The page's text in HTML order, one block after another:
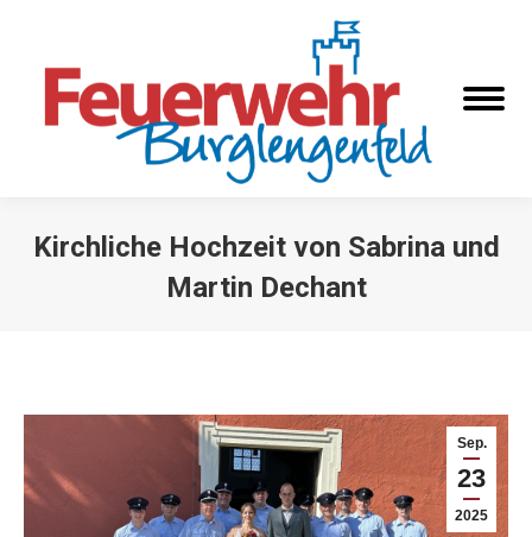
Kirchliche Hochzeit von Sabrina und
Martin Dechant
Sep.
23
2025